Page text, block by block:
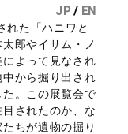
JP / EN
れた「ハニワと
郎やイサム・ノ
よって見なされ
から掘り出され
。この展覧会で
されたのか、な
ちが遺物の掘り